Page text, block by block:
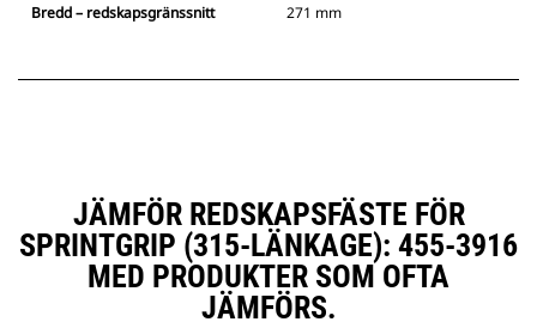
Bredd – redskapsgränssnitt 271 mm
JÄMFÖR REDSKAPSFÄSTE FÖR
SPRINTGRIP (315-LÄNKAGE): 455-3916
MED PRODUKTER SOM OFTA
JÄMFÖRS.